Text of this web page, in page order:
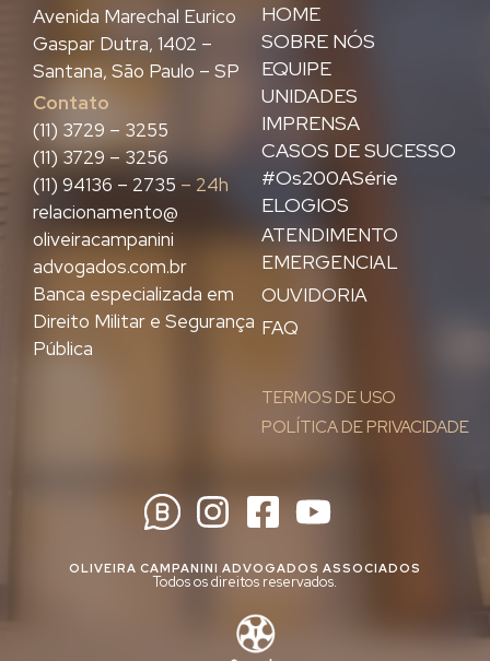
HOME
SOBRE NÓS
EQUIPE
UNIDADES
IMPRENSA
CASOS DE SUCESSO
#Os200ASérie
ELOGIOS
ATENDIMENTO
EMERGENCIAL
OUVIDORIA
FAQ
TERMOS DE USO
POLÍTICA DE PRIVACIDADE
Avenida Marechal Eurico
Gaspar Dutra, 1402 –
Santana, São Paulo – SP
Contato
(11) 3729 – 3255
(11) 3729 – 3256
(11) 94136 – 2735 – 24h
relacionamento@
oliveiracampanini
advogados.com.br
Banca especializada em
Direito Militar e Segurança
Pública
OLIVEIRA CAMPANINI ADVOGADOS ASSOCIADOS
Todos os direitos reservados.